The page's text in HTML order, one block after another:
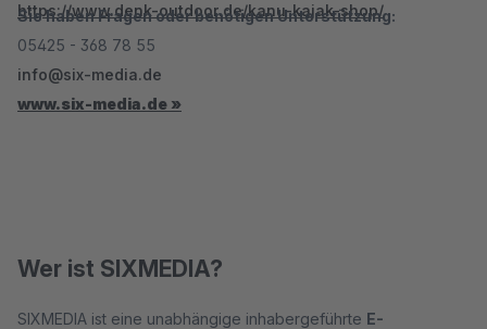
https://www.denk-outdoor.de/kanu-kajak-shop/
Sie haben Fragen oder benötigen Unterstützung:
05425 - 368 78 55
info@six-media.de
www.six-media.de »
Wer ist SIXMEDIA?
SIXMEDIA ist eine unabhängige inhabergeführte E-